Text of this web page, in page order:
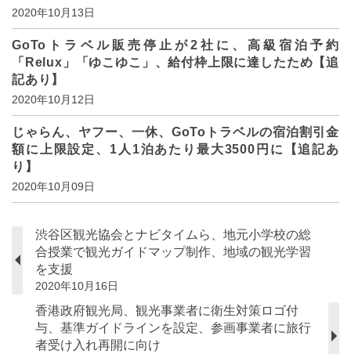
2020年10月13日
GoToトラベル販売停止が2社に、高級宿泊予約
「Relux」「ゆこゆこ」、給付枠上限に達したため【追
記あり】
2020年10月12日
じゃらん、ヤフー、一休、GoToトラベルの宿泊割引金
額に上限設定、1人1泊あたり最大3500円に【追記あ
り】
2020年10月09日
渋谷区観光協会とナビタイムら、地元小学校の総
合授業で観光ガイドマップ制作、地域の観光学習
を支援
2020年10月16日
香港政府観光局、観光事業者に衛生対策ロゴ付
与、基準ガイドラインを設定、参画事業者に旅行
者受け入れ再開に向け